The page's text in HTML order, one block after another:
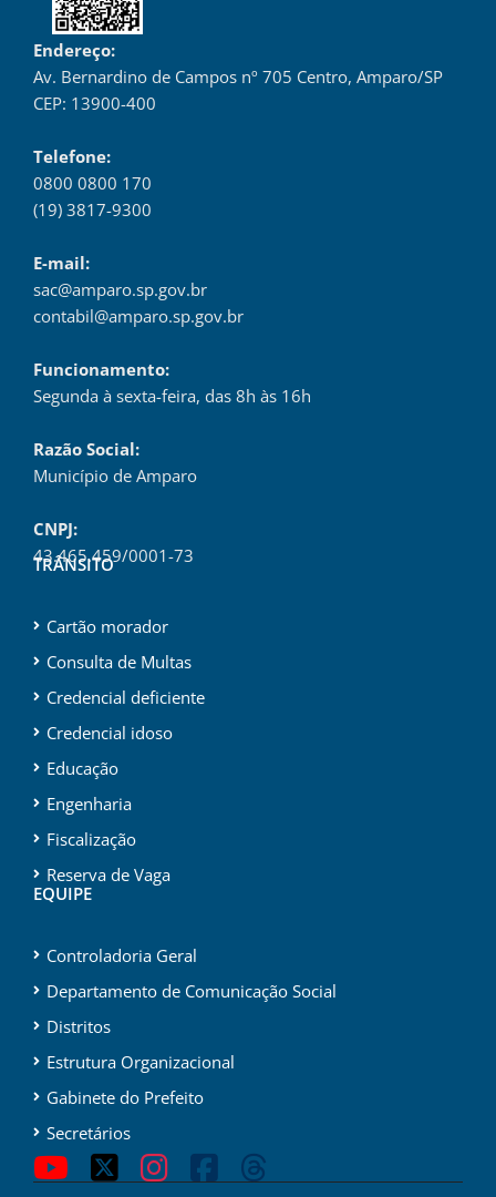
Endereço:
Av. Bernardino de Campos nº 705 Centro, Amparo/SP
CEP: 13900-400
Telefone:
0800 0800 170
(19) 3817-9300
E-mail:
sac@amparo.sp.gov.br
contabil@amparo.sp.gov.br
Funcionamento:
Segunda à sexta-feira, das 8h às 16h
Razão Social:
Município de Amparo
CNPJ:
43.465.459/0001-73
TRÂNSITO
Cartão morador
Consulta de Multas
Credencial deficiente
Credencial idoso
Educação
Engenharia
Fiscalização
Reserva de Vaga
EQUIPE
Controladoria Geral
Departamento de Comunicação Social
Distritos
Estrutura Organizacional
Gabinete do Prefeito
Secretários